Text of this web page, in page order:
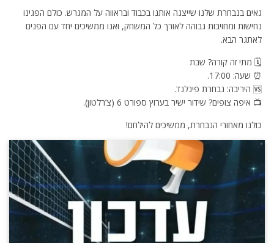
גאים בנבחרת שלנו שייצגה אותנו בכבוד ובראווה על המגרש. כולם הפגינו
נחישות ומחויבות גבוהה לאורך כל המשחק, ואנו ממשיכים יחד עם הפנים
לאתגר הבא.
🗓️ מתי זה קורה? שבת
⏰ שעה: 17:00.
🆚 היריבה: נבחרת פינלנד.
📺 איפה צופים? שידור ישיר בערוץ ספורט 6 (צ’רלטון).
כולנו מאחורי הנבחרת, ממשיכים להילחם!